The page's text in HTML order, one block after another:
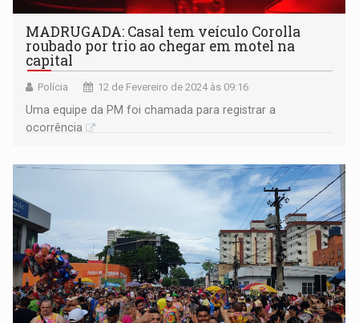
MADRUGADA: Casal tem veículo Corolla
roubado por trio ao chegar em motel na
capital
Polícia 12 de Fevereiro de 2024 às 09:16
Uma equipe da PM foi chamada para registrar a
ocorrência